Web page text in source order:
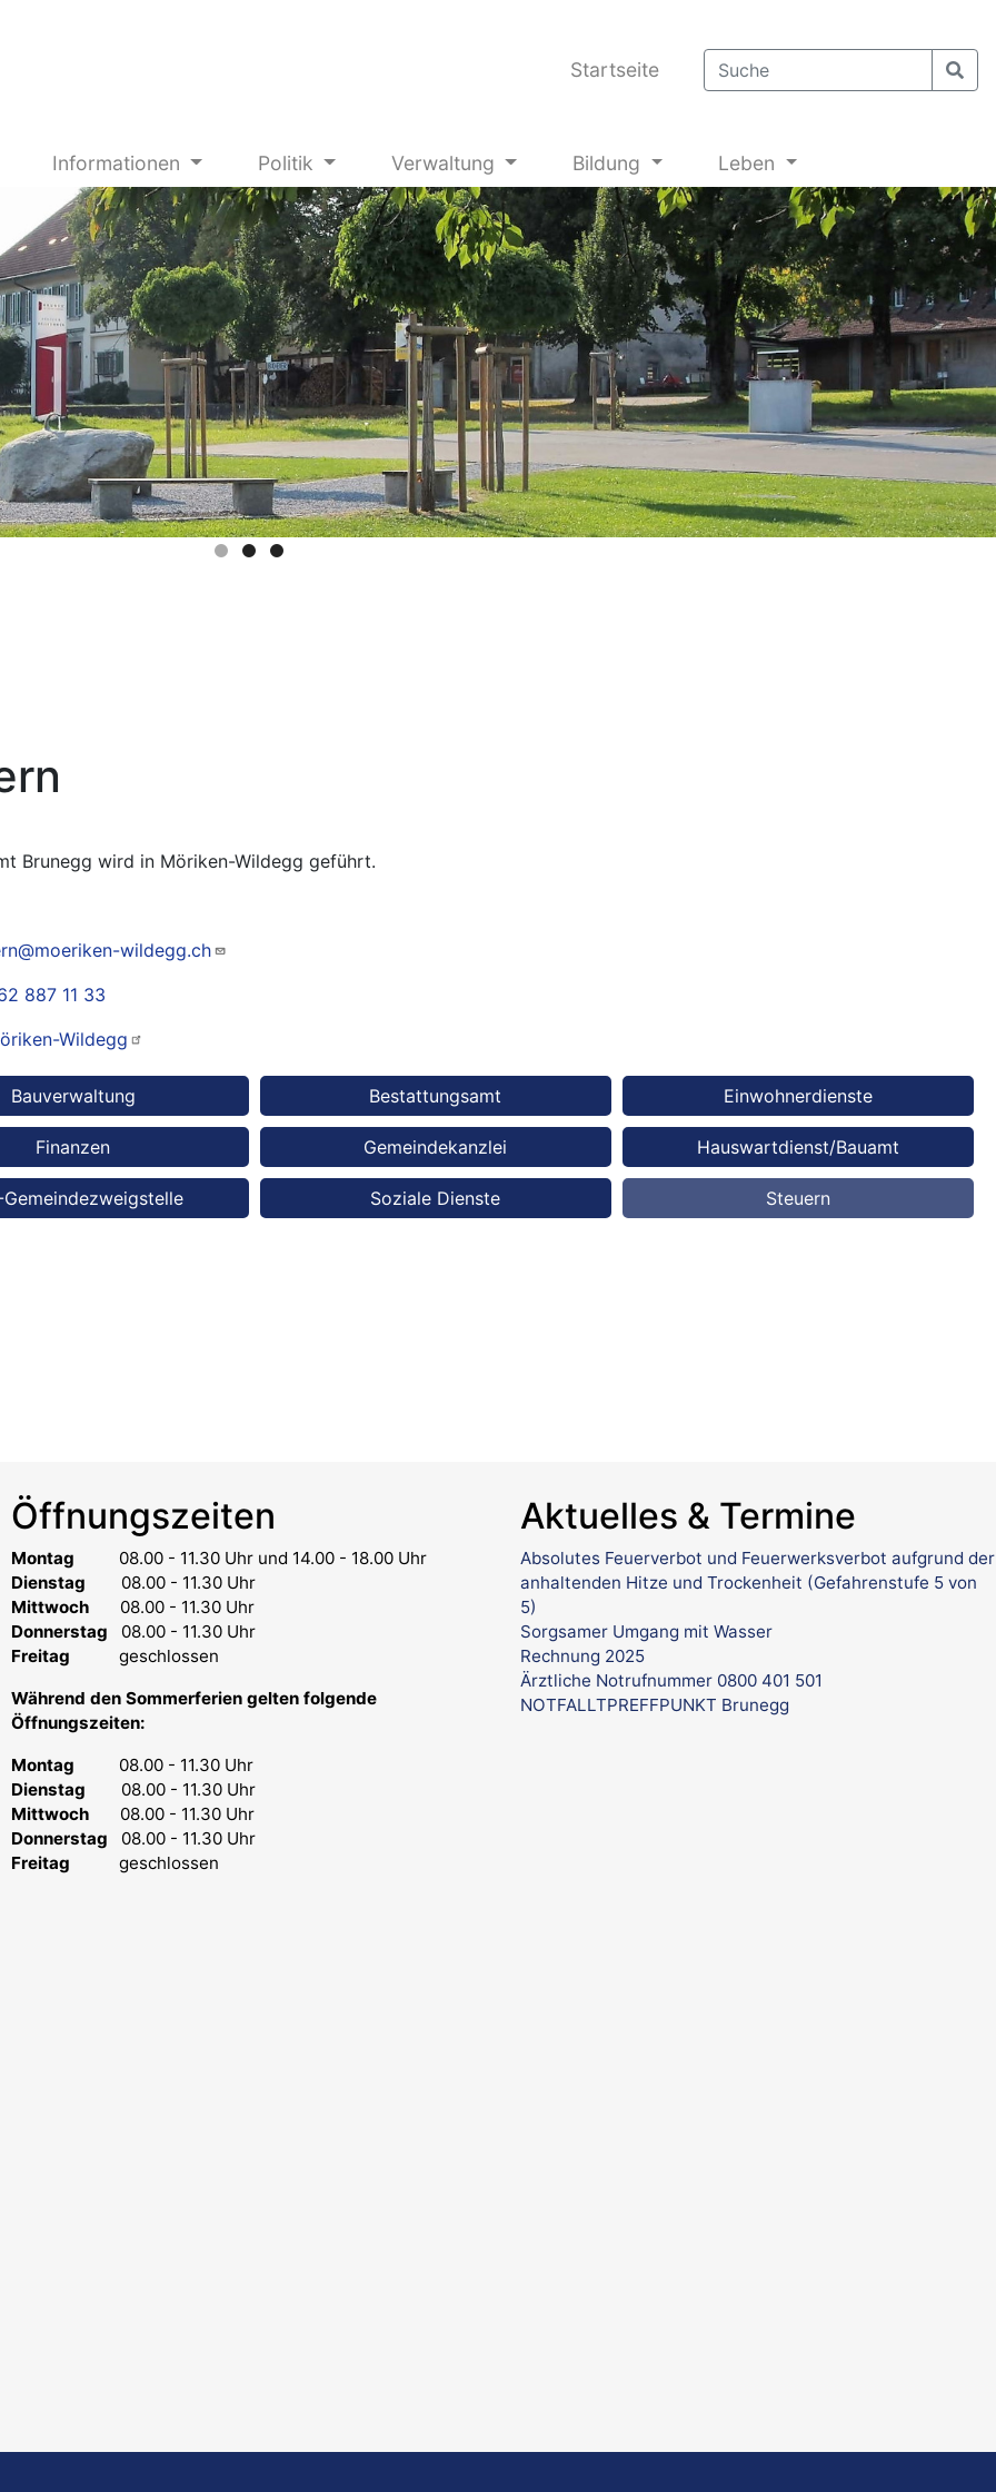
Startseite
Informationen Politik Verwaltung Bildung Leben
Brunegg wird in Möriken-Wildegg geführt.
wildegg.ch
887 11 33
Wildegg
Bauverwaltung Bestattungsamt Einwohnerdienste
Finanzen Gemeindekanzlei Hauswartdienst/Bauamt
Gemeindezweigstelle Soziale Dienste Steuern
Öffnungszeiten
Montag 08.00 - 11.30 Uhr und 14.00 - 18.00 Uhr
Dienstag 08.00 - 11.30 Uhr
Mittwoch 08.00 - 11.30 Uhr
Donnerstag 08.00 - 11.30 Uhr
Freitag geschlossen
Während den Sommerferien gelten folgende
Öffnungszeiten:
Montag 08.00 - 11.30 Uhr
Dienstag 08.00 - 11.30 Uhr
Mittwoch 08.00 - 11.30 Uhr
Donnerstag 08.00 - 11.30 Uhr
Freitag geschlossen
Aktuelles & Termine
Absolutes Feuerverbot und Feuerwerksverbot aufgrund der
anhaltenden Hitze und Trockenheit (Gefahrenstufe 5 von
5)
Sorgsamer Umgang mit Wasser
Rechnung 2025
Ärztliche Notrufnummer 0800 401 501
NOTFALLTPREFFPUNKT Brunegg